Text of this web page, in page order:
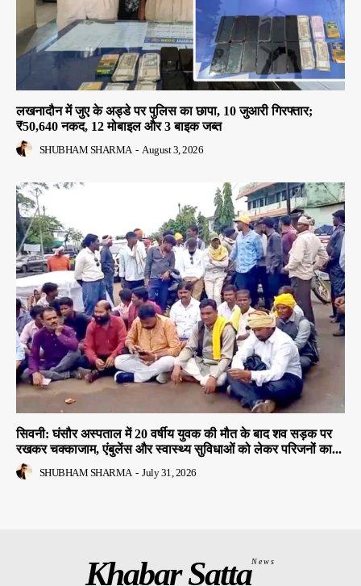
लखनादौन में जुए के अड्डे पर पुलिस का छापा, 10 जुआरी गिरफ्तार;
₹50,640 नकद, 12 मोबाइल और 3 बाइक जब्त
SHUBHAM SHARMA - August 3, 2026
सिवनी: घंसौर अस्पताल में 20 वर्षीय युवक की मौत के बाद शव सड़क पर
रखकर चक्काजाम, एंबुलेंस और स्वास्थ्य सुविधाओं को लेकर परिजनों का...
SHUBHAM SHARMA - July 31, 2026
Khabar SattaNews